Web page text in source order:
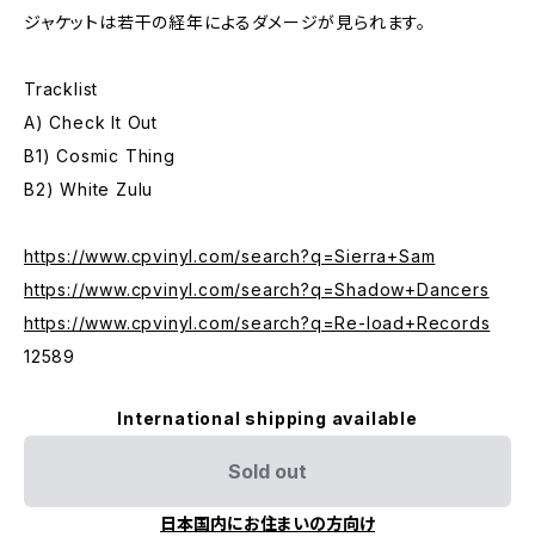
ジャケットは若干の経年によるダメージが見られます。
Tracklist
A) Check It Out
B1) Cosmic Thing
B2) White Zulu
https://www.cpvinyl.com/search?q=Sierra+Sam
https://www.cpvinyl.com/search?q=Shadow+Dancers
https://www.cpvinyl.com/search?q=Re-load+Records
12589
International shipping available
Sold out
日本国内にお住まいの方向け